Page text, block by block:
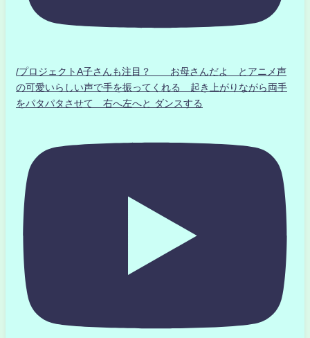
/プロジェクトA子さんも注目？ お母さんだよ とアニメ声
の可愛いらしい声で手を振ってくれる 起き上がりながら両手
をパタパタさせて 右へ左へと ダンスする